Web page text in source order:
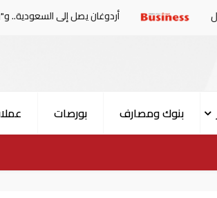
أردوغان يصل إلى السعودية.. و"رويترز" تكشف
بنوك ومصارف بورصات